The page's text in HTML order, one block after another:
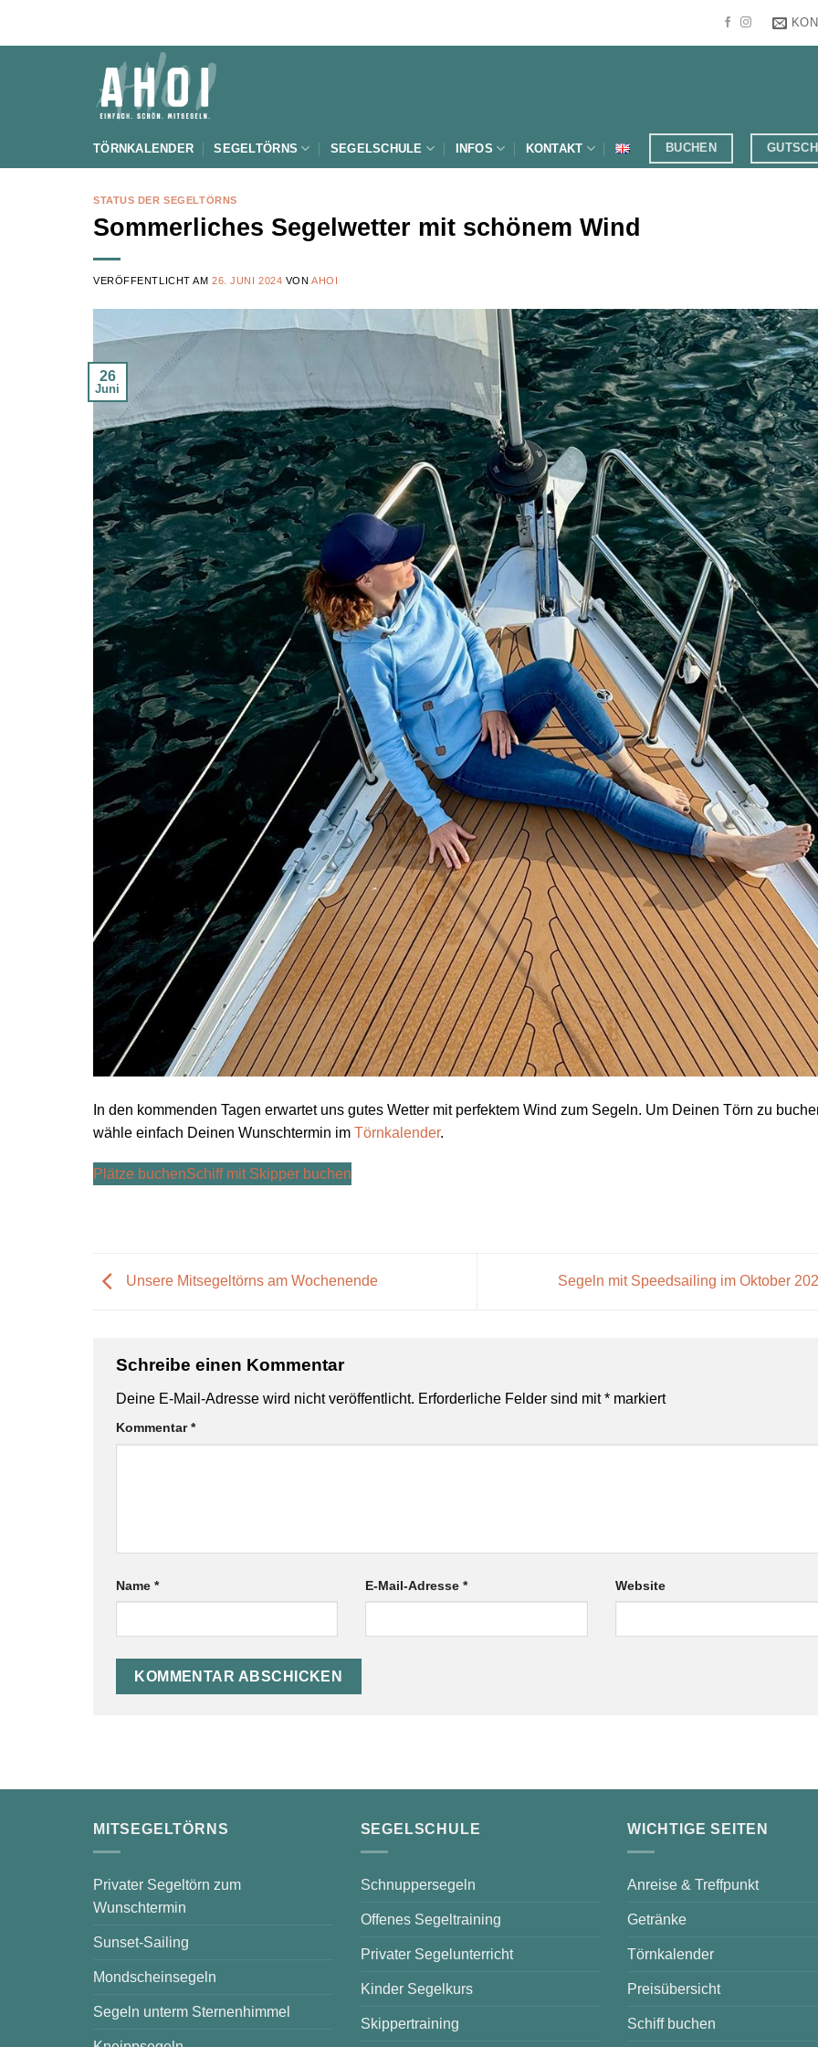
TÖRNKALENDER SEGELTÖRNS SEGELSCHULE INFOS KONTAKT BUCHEN
STATUS DER SEGELTÖRNS
Sommerliches Segelwetter mit schönem Wind
VERÖFFENTLICHT AM26. JUNI 2024 VONAHOI
26
Juni
In den kommenden Tagen erwartet uns gutes Wetter mit perfektem Wind zum Segeln. Um Deinen Törn zu
wähle einfach Deinen Wunschtermin im Törnkalender.
Plätze buchenSchiff mit Skipper buchen
Unsere Mitsegeltörns am Wochenende Segeln mit Speedsailing im Oktober
Schreibe einen Kommentar
Deine E-Mail-Adresse wird nicht veröffentlicht. Erforderliche Felder sind mit* markiert
Kommentar*
Name * E-Mail-Adresse* Website
MITSEGELTÖRNS
Privater Segeltörn zum
Wunschtermin
Sunset-Sailing
Mondscheinsegeln
Segeln unterm Sternenhimmel
SEGELSCHULE
Schnuppersegeln
Offenes Segeltraining
Privater Segelunterricht
Kinder Segelkurs
Skippertraining
WICHTIGE SEITEN
Anreise & Treffpunkt
Getränke
Törnkalender
Preisübersicht
Schiff buchen